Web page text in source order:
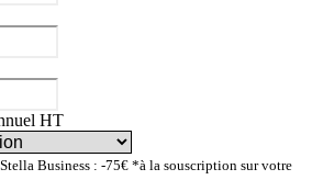
HT
Business : -75€ *à la souscription sur votre